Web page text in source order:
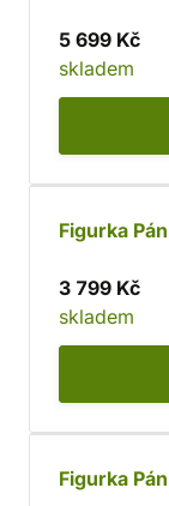
5 699 Kč
skladem
Figurka
3 799 Kč
skladem
Figurka